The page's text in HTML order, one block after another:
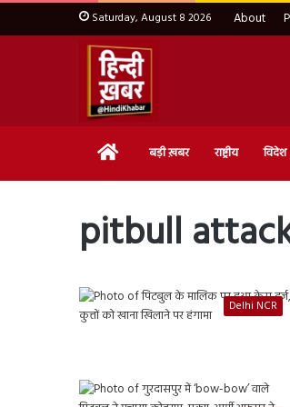
Saturday, August 8 2026 About
Home बड़ी ख़बर राष्ट्रीय विदेश
pitbull
Delhi NCR